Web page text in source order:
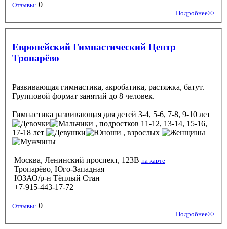
Отзывы: 0
Подробнее>>
Европейский Гимнастический Центр
Тропарёво
Развивающая гимнастика, акробатика, растяжка, батут.
Групповой формат занятий до 8 человек.
Гимнастика развивающая для детей 3-4, 5-6, 7-8, 9-10 лет
, подростков 11-12, 13-14, 15-16,
17-18 лет
, взрослых
Москва, Ленинский проспект, 123В на карте
Тропарёво, Юго-Западная
ЮЗАО/р-н Тёплый Стан
+7-915-443-17-72
Отзывы: 0
Подробнее>>